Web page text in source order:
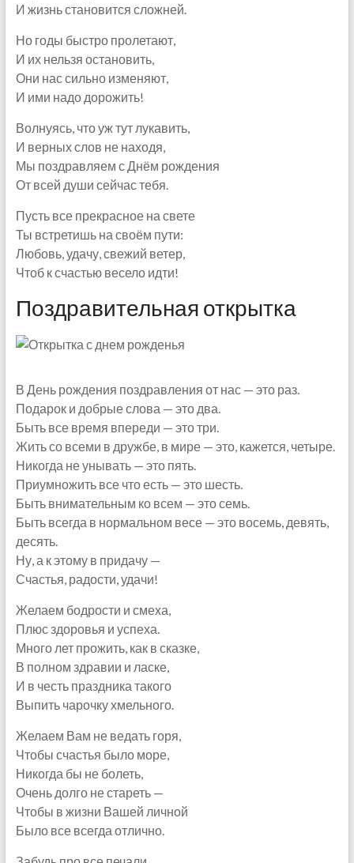
И жизнь становится сложней.
Но годы быстро пролетают,
И их нельзя остановить,
Они нас сильно изменяют,
И ими надо дорожить!
Волнуясь, что уж тут лукавить,
И верных слов не находя,
Мы поздравляем с Днём рождения
От всей души сейчас тебя.
Пусть все прекрасное на свете
Ты встретишь на своём пути:
Любовь, удачу, свежий ветер,
Чтоб к счастью весело идти!
Поздравительная открытка
В День рождения поздравления от нас — это раз.
Подарок и добрые слова — это два.
Быть все время впереди — это три.
Жить со всеми в дружбе, в мире — это, кажется, четыре.
Никогда не унывать — это пять.
Приумножить все что есть — это шесть.
Быть внимательным ко всем — это семь.
Быть всегда в нормальном весе — это восемь, девять,
десять.
Ну, а к этому в придачу —
Счастья, радости, удачи!
Желаем бодрости и смеха,
Плюс здоровья и успеха.
Много лет прожить, как в сказке,
В полном здравии и ласке,
И в честь праздника такого
Выпить чарочку хмельного.
Желаем Вам не ведать горя,
Чтобы счастья было море,
Никогда бы не болеть,
Очень долго не стареть —
Чтобы в жизни Вашей личной
Было все всегда отлично.